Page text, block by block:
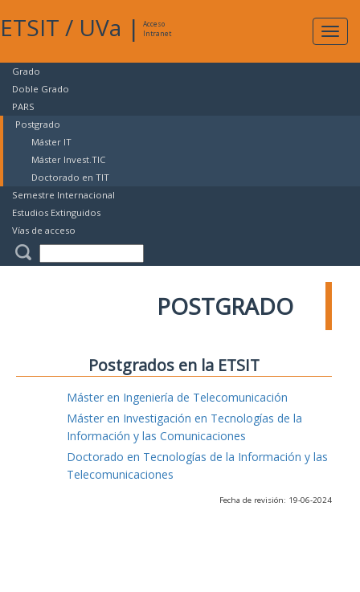
ETSIT / UVa |
Acceso
Intranet
Grado
Doble Grado
PARS
Postgrado
Máster IT
Máster Invest.TIC
Doctorado en TIT
Semestre Internacional
Estudios Extinguidos
Vías de acceso
POSTGRADO
Postgrados en la ETSIT
Máster en Ingeniería de Telecomunicación
Máster en Investigación en Tecnologías de la
Información y las Comunicaciones
Doctorado en Tecnologías de la Información y las
Telecomunicaciones
Fecha de revisión: 19-06-2024